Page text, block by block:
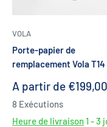
VOLA
Porte-papier de
remplacement Vola T14
Prix
réduit
A partir de €199,00
8 Exécutions
Heure de livraison1 - 3